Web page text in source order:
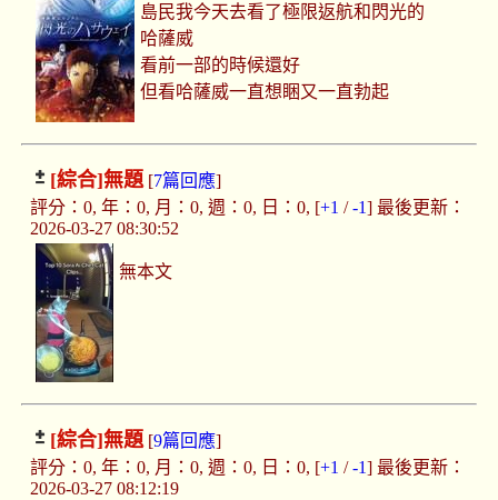
島民我今天去看了極限返航和閃光的
哈薩威
看前一部的時候還好
但看哈薩威一直想睏又一直勃起
[綜合]無題[7篇回應]
評分：0, 年：0, 月：0, 週：0, 日：0, [+1 /-1] 最後更新：
2026-03-27 08:30:52
無本文
[綜合]無題[9篇回應]
評分：0, 年：0, 月：0, 週：0, 日：0, [+1 /-1] 最後更新：
2026-03-27 08:12:19